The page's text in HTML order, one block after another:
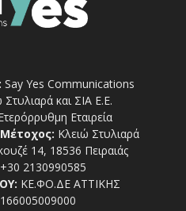
Say Yes Communications
Στυλιαρά και ΣΙΑ Ε.Ε.
Εταιρεία
Μέτοχος: Κλειώ Στυλιαρά
14, 18536 Πειραιάς
+30 2130990585
ΚΕ.ΦΟ.ΔΕ ΑΤΤΙΚΗΣ
166005009000